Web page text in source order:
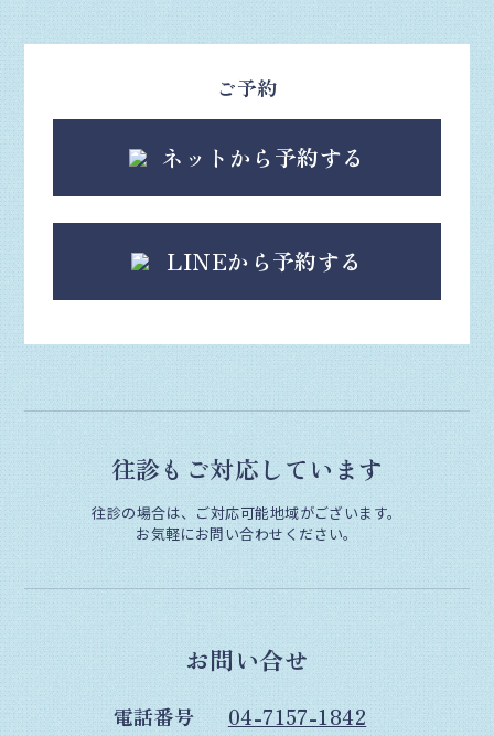
ご予約
ネットから予約する
LINEから予約する
往診もご対応しています
往診の場合は、ご対応可能地域がございます。
お気軽にお問い合わせください。
お問い合せ
電話番号 04-7157-1842